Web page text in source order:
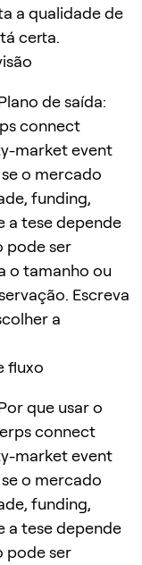
a qualidade de
certa.
de saída:
connect
market event
se o mercado
funding,
a tese depende
pode ser
o tamanho ou
Escreva
a
fluxo
que usar o
connect
market event
se o mercado
funding,
a tese depende
pode ser